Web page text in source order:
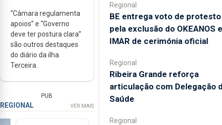
“Câmara regulamenta
apoios” e “Governo
deve ter postura clara”
são outros destaques
do diário da ilha
Terceira.
PUB
REGIONAL VER MAIS
Regional
BE entrega voto de protesto
pela exclusão do OKEANOS e
IMAR de cerimónia oficial
Regional
Ribeira Grande reforça
articulação com Delegação
Saúde
Regional